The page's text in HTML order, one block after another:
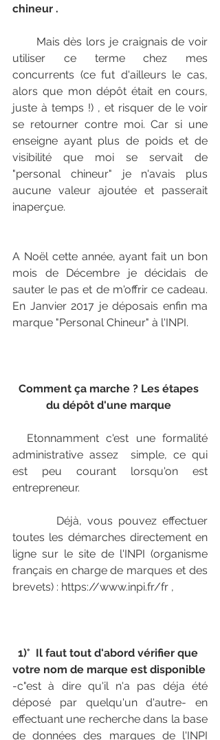
chineur .
utiliser ce terme chez mes
concurrents (ce fut d'ailleurs le cas,
alors que mon dépôt était en cours,
juste à temps !) , et risquer de le voir
se retourner contre moi. Car si une
enseigne ayant plus de poids et de
visibilité que moi se servait de
"personal chineur" je n'avais plus
aucune valeur ajoutée et passerait
inaperçue.
A Noël cette année, ayant fait un bon
mois de Décembre je décidais de
sauter le pas et de m'offrir ce cadeau.
En Janvier 2017 je déposais enfin ma
marque "Personal Chineur" à l'INPI.
Comment ça marche ? Les étapes
du dépôt d'une marque
administrative assez  simple, ce qui
est peu courant lorsqu'on est
entrepreneur.
toutes les démarches directement en
ligne sur le site de l'INPI (organisme
français en charge de marques et des
brevets) : https://www.inpi.fr/fr ,
1)°  Il faut tout d'abord vérifier que
votre nom de marque est disponible
-c"est à dire qu'il n'a pas déja été
déposé par quelqu'un d'autre- en
effectuant une recherche dans la base
de données des marques de l'INPI